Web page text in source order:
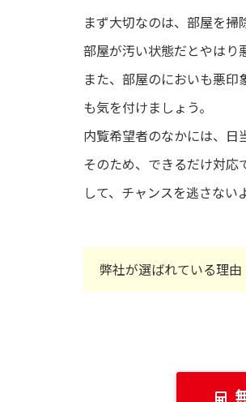
まず大切なのは、部屋を
部屋が汚い状態だとやはり
また、部屋のにおいも悪
も気を付けましょう。
内覧希望者のなかには、日
そのため、できるだけ対
して、チャンスを逃さない
弊社が選ばれている理由